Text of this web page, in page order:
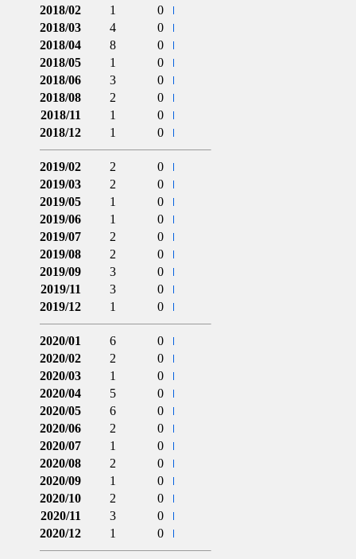
2018/02
1
0
2018/03
4
0
2018/04
8
0
2018/05
1
0
2018/06
3
0
2018/08
2
0
2018/11
1
0
2018/12
1 0
2019/02 2
0
2019/03
2
0
2019/05
1
0
2019/06
1
0
2019/07
2
0
2019/08
2
0
2019/09
3
0
2019/11
3
0
2019/12
1 0
2020/01 6
0
2020/02
2
0
2020/03
1
0
2020/04
5
0
2020/05
6
0
2020/06
2
0
2020/07
1
0
2020/08
2
0
2020/09
1
0
2020/10
2
0
2020/11
3
0
2020/12
1 0